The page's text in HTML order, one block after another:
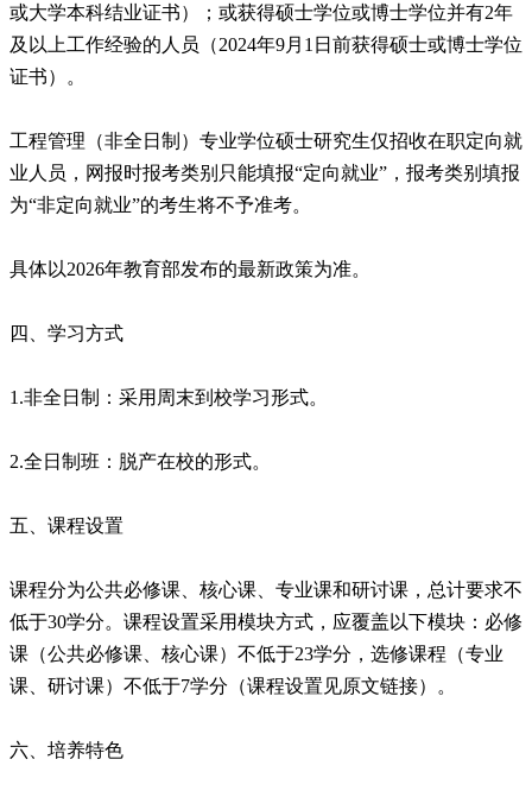
或大学本科结业证书）；或获得硕士学位或博士学位并有2年
及以上工作经验的人员（2024年9月1日前获得硕士或博士学位
证书）。
工程管理（非全日制）专业学位硕士研究生仅招收在职定向就
业人员，网报时报考类别只能填报“定向就业”，报考类别填报
为“非定向就业”的考生将不予准考。
具体以2026年教育部发布的最新政策为准。
四、学习方式
1.非全日制：采用周末到校学习形式。
2.全日制班：脱产在校的形式。
五、课程设置
课程分为公共必修课、核心课、专业课和研讨课，总计要求不
低于30学分。课程设置采用模块方式，应覆盖以下模块：必修
课（公共必修课、核心课）不低于23学分，选修课程（专业
课、研讨课）不低于7学分（课程设置见原文链接）。
六、培养特色